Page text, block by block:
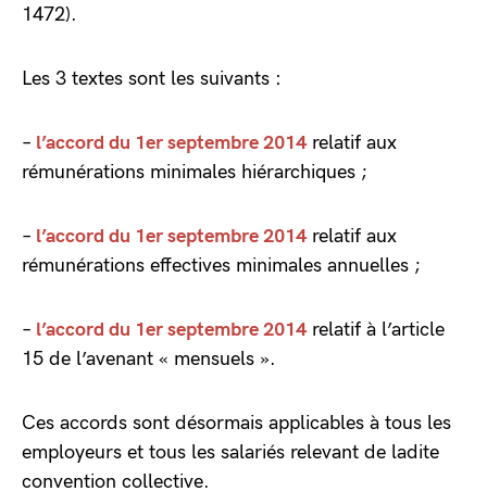
1472).
Les 3 textes sont les suivants :
– l’accord du 1er septembre 2014relatif aux
rémunérations minimales hiérarchiques ;
– l’accord du 1er septembre 2014relatif aux
rémunérations effectives minimales annuelles ;
– l’accord du 1er septembre 2014relatif à l’article
15 de l’avenant « mensuels ».
Ces accords sont désormais applicables à tous les
employeurs et tous les salariés relevant de ladite
convention collective.